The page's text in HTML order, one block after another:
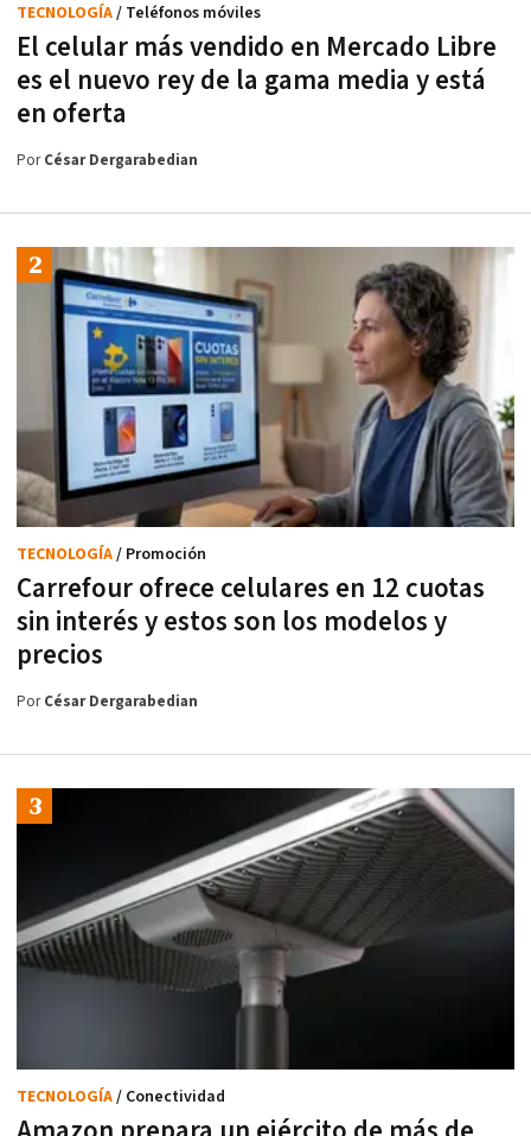
El celular más vendido en Mercado Libre
es el nuevo rey de la gama media y está
en oferta
TECNOLOGÍA/ Teléfonos móviles
PorCésar Dergarabedian
Carrefour ofrece celulares en 12 cuotas
sin interés y estos son los modelos y
precios
TECNOLOGÍA/ Promoción
PorCésar Dergarabedian
TECNOLOGÍA/ Conectividad